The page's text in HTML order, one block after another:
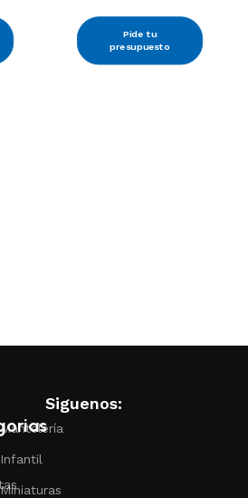
Pide tu
presupuesto
Mantelería
Infantil
Miniaturas
Siguenos: